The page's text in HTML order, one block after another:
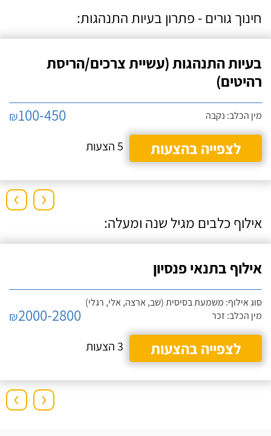
חינוך גורים - פתרון בעיות התנהגות:
בעיות התנהגות (עשיית צרכים/הריסת
רהיטים)
מין הכלב: נקבה ₪100-450
לצפייה בהצעות
5 הצעות
› ‹
אילוף כלבים מגיל שנה ומעלה:
אילוף בתנאי פנסיון
סוג אילוף: משמעת בסיסית (שב, ארצה, אלי, רגלי)
מין הכלב: זכר
₪2000-2800
לצפייה בהצעות
3 הצעות
› ‹